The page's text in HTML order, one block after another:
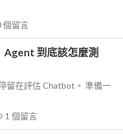
個留言
Agent 到底該怎麼測
留在評估 Chatbot。 準備一
1 個留言